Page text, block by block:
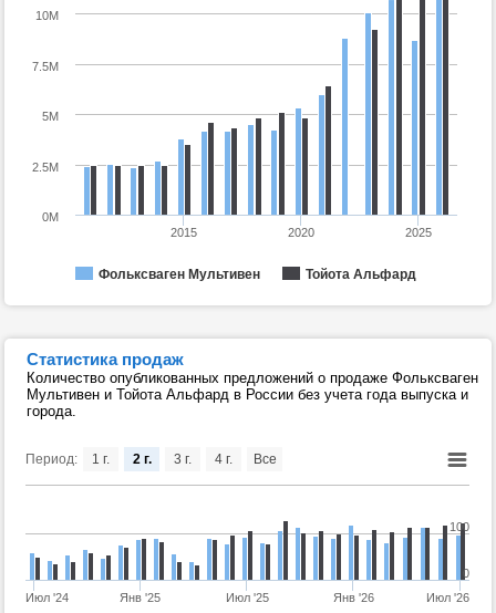
Фольксваген Мультивен Тойота Альфард
2015 2020 2025
0M
2.5M
5M
7.5M
10M
Статистика продаж
Количество опубликованных предложений о продаже Фольксваген
Мультивен и Тойота Альфард в России без учета года выпуска и
города.
Период:
Июл '24 Янв '25 Июл '25 Янв '26 Июл '26
0
100
1 г. 2 г. 3 г. 4 г. Все